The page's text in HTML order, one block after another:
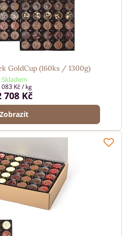
GoldCup (160ks / 1300g)
Skladem
708 Kč
083 Kč/ kg
Zobrazit